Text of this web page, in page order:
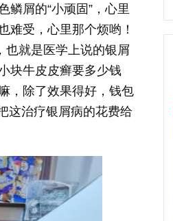
屑的“小顽固”，心里
难受，心里那个烦哟！
也就是医学上说的银屑
块牛皮皮癣要多少钱
，除了效果得好，钱包
这治疗银屑病的花费给